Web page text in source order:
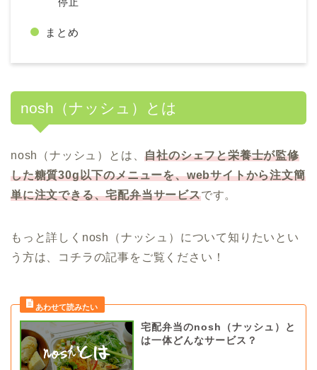
停止
まとめ
nosh（ナッシュ）とは
nosh（ナッシュ）とは、自社のシェフと栄養士が監修
した糖質30g以下のメニューを、webサイトから注文簡
単に注文できる、宅配弁当サービスです。
もっと詳しくnosh（ナッシュ）について知りたいとい
う方は、コチラの記事をご覧ください！
宅配弁当のnosh（ナッシュ）と
は一体どんなサービス？